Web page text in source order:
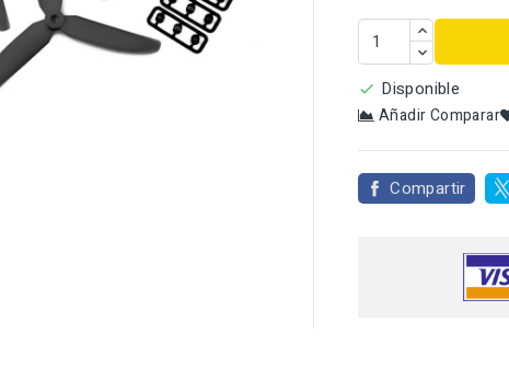
 Disponible
Añadir Comparar
Compartir